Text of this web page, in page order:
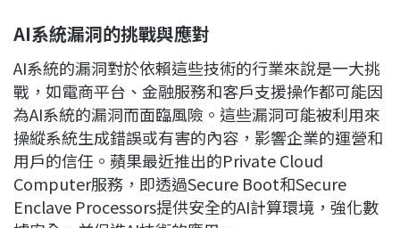
AI系統漏洞的挑戰與應對
AI系統的漏洞對於依賴這些技術的行業來說是一大挑
戰，如電商平台、金融服務和客戶支援操作都可能因
為AI系統的漏洞而面臨風險。這些漏洞可能被利用來
操縱系統生成錯誤或有害的內容，影響企業的運營和
用戶的信任。蘋果最近推出的Private Cloud
Computer服務，即透過Secure Boot和Secure
Enclave Processors提供安全的AI計算環境，強化數